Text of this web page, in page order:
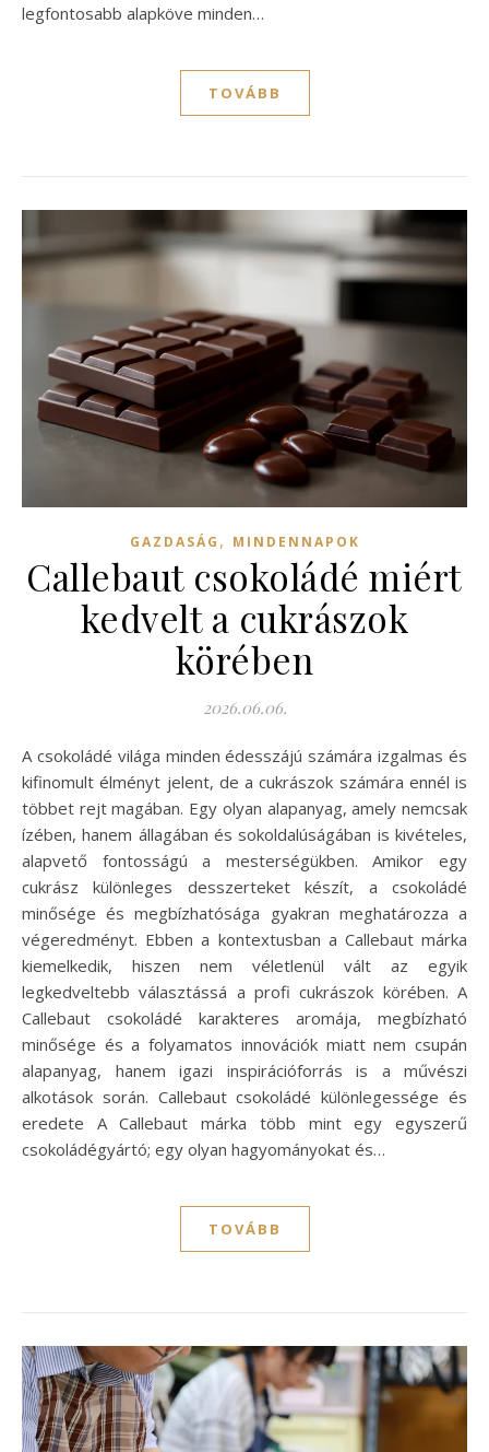
legfontosabb alapköve minden…
TOVÁBB
GAZDASÁG , MINDENNAPOK
Callebaut csokoládé miért
kedvelt a cukrászok
körében
2026.06.06.
A csokoládé világa minden édesszájú számára izgalmas és
kifinomult élményt jelent, de a cukrászok számára ennél is
többet rejt magában. Egy olyan alapanyag, amely nemcsak
ízében, hanem állagában és sokoldalúságában is kivételes,
alapvető fontosságú a mesterségükben. Amikor egy
cukrász különleges desszerteket készít, a csokoládé
minősége és megbízhatósága gyakran meghatározza a
végeredményt. Ebben a kontextusban a Callebaut márka
kiemelkedik, hiszen nem véletlenül vált az egyik
legkedveltebb választássá a profi cukrászok körében. A
Callebaut csokoládé karakteres aromája, megbízható
minősége és a folyamatos innovációk miatt nem csupán
alapanyag, hanem igazi inspirációforrás is a művészi
alkotások során. Callebaut csokoládé különlegessége és
eredete A Callebaut márka több mint egy egyszerű
csokoládégyártó; egy olyan hagyományokat és…
TOVÁBB